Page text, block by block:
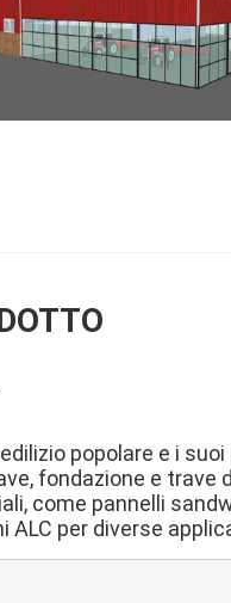
popolare e i suoi
fondazione e trave
come pannelli
per diverse